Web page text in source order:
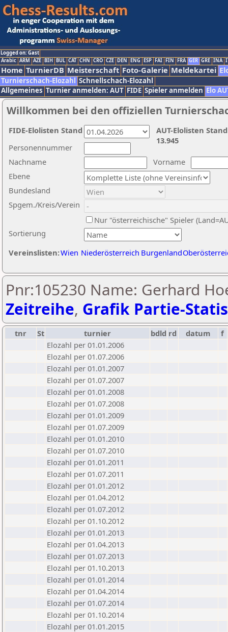
Logged on: Gast
Arabic ARM AZE BIH BUL CAT CHN CRO CZE DEN ENG ESP FAI FIN FRA GER GRE INA
Home TurnierDB Meisterschaft Foto-Galerie Meldekartei
Turnierschach-Elozahl Schnellschach-Elozahl
Allgemeines Turnier anmelden: AUT FIDE Spieler anmelden Elo
Willkommen bei den offiziellen
Nachname
Vorname
Ebene
Sortierung
Personennummer
Bundesland
Spgem./Kreis/Verein
Nur "österreichische" Spieler
Vereinslisten:Wien Niederösterreich Burgenland
AUT-Elolisten
13.945
FIDE-Elolisten Stand
Pnr:105230 Name: Gerhard
Zeitreihe, Grafik Partie-
tnr St turnier bdld rd datum
f
Elozahl per 01.01.2006
Elozahl per 01.07.2006
Elozahl per 01.01.2007
Elozahl per 01.07.2007
Elozahl per 01.01.2008
Elozahl per 01.07.2008
Elozahl per 01.01.2009
Elozahl per 01.07.2009
Elozahl per 01.01.2010
Elozahl per 01.07.2010
Elozahl per 01.01.2011
Elozahl per 01.07.2011
Elozahl per 01.01.2012
Elozahl per 01.04.2012
Elozahl per 01.07.2012
Elozahl per 01.10.2012
Elozahl per 01.01.2013
Elozahl per 01.04.2013
Elozahl per 01.07.2013
Elozahl per 01.10.2013
Elozahl per 01.01.2014
Elozahl per 01.04.2014
Elozahl per 01.07.2014
Elozahl per 01.10.2014
Elozahl per 01.01.2015